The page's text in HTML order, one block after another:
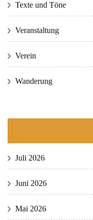
Texte und Töne
Veranstaltung
Verein
Wanderung
Juli 2026
Juni 2026
Mai 2026